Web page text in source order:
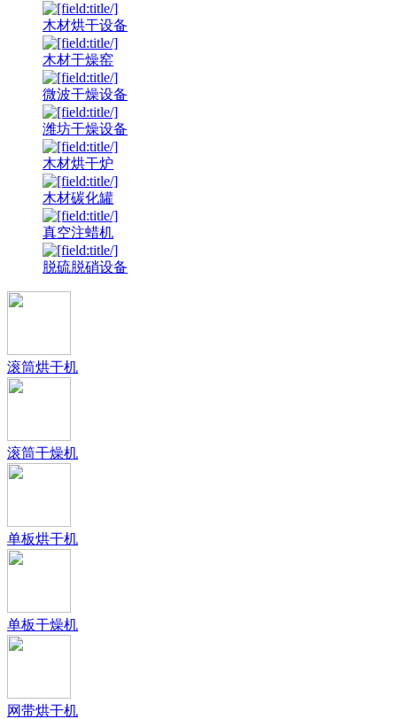
木材烘干设备
木材干燥窑
微波干燥设备
潍坊干燥设备
木材烘干炉
木材碳化罐
真空注蜡机
脱硫脱硝设备
滚筒烘干机
滚筒干燥机
单板烘干机
单板干燥机
网带烘干机